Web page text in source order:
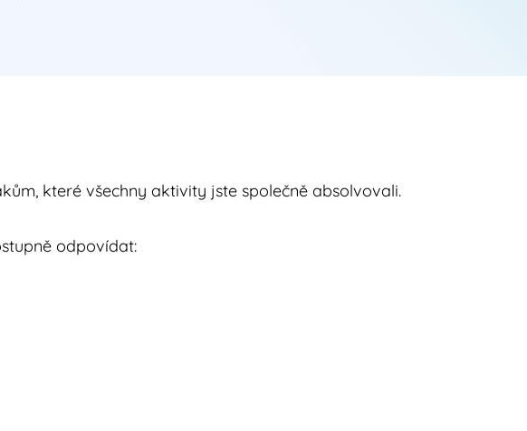
které všechny aktivity jste společně absolvovali.
odpovídat: